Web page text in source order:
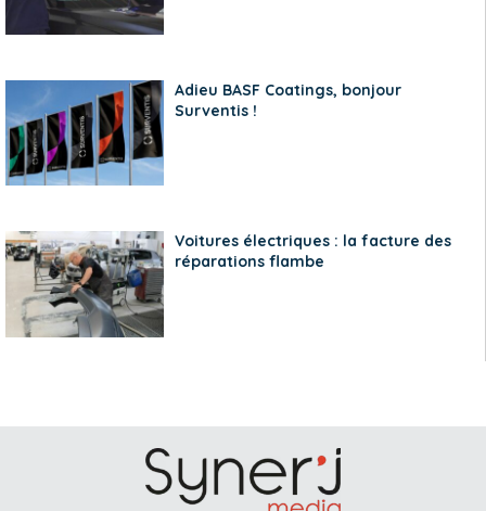
Adieu BASF Coatings, bonjour
Surventis !
Voitures électriques : la facture des
réparations flambe